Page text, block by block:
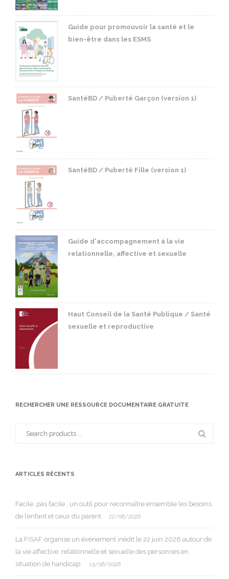
Guide pour promouvoir la santé et le
bien-être dans les ESMS
SantéBD / Puberté Garçon (version 1)
SantéBD / Puberté Fille (version 1)
Guide d'accompagnement à la vie
relationnelle, affective et sexuelle
Haut Conseil de la Santé Publique / Santé
sexuelle et reproductive
RECHERCHER UNE RESSOURCE DOCUMENTAIRE GRATUITE
ARTICLES RÉCENTS
Facile, pas facile : un outil pour reconnaître ensemble les besoins
de l’enfant et ceux du parent
22/06/2026
La FISAF organise un événement inédit le 22 juin 2026 autour de
la vie affective, relationnelle et sexuelle des personnes en
situation de handicap.
15/06/2026